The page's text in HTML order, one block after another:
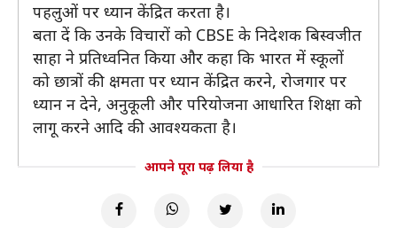
पहलुओं पर ध्यान केंद्रित करता है।
बता दें कि उनके विचारों को CBSE के निदेशक बिस्वजीत
साहा ने प्रतिध्वनित किया और कहा कि भारत में स्कूलों
को छात्रों की क्षमता पर ध्यान केंद्रित करने, रोजगार पर
ध्यान न देने, अनुकूली और परियोजना आधारित शिक्षा को
लागू करने आदि की आवश्यकता है।
आपने पूरा पढ़ लिया है